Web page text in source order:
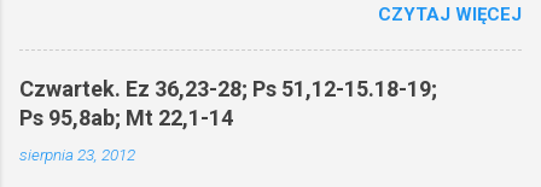
(Mk 4,21-25) Jezus mówił ludowi: Czy po to
wnosi się światło, by je postawić pod korcem
na świeczniku? Nie ma bowiem nic ukrytego, co
by nie miało wyjść na jaw. Kto ma uszy do
CZYTAJ WIĘCEJ
Czwartek. Ez 36,23-28; Ps 51,12-15.18-19;
Ps 95,8ab; Mt 22,1-14
sierpnia 23, 2012